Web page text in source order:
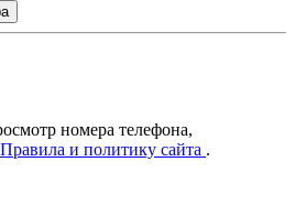
номера телефона,
Правила и политику сайта .